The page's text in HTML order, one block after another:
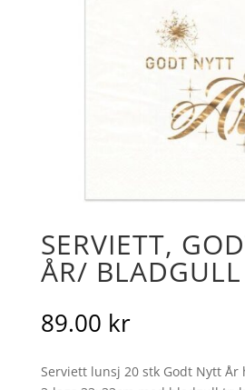
SERVIETT,
ÅR/ BLADGULL
89.00 kr
Serviett lunsj 20 stk Godt Nytt År